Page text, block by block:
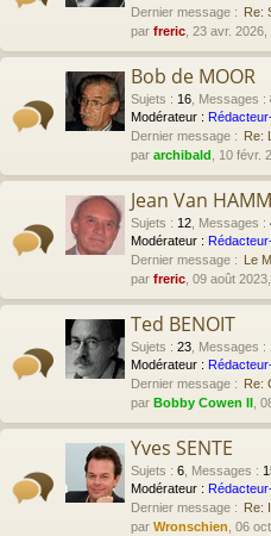
Dernier message : Re:
par freric , 23 avr.
Bob de MOOR
Sujets : 16 Messages :
Modérateur :
Dernier message : Re:
par archibald , 10 févr.
Jean Van
Sujets : 12 Messages :
Modérateur :
Dernier message : Le
par freric , 09 août
Ted BENOIT
Sujets : 23 Messages :
Modérateur :
Dernier message : Re:
par Bobby Cowen II ,
Yves SENTE
Sujets : 6 Messages :
Modérateur :
Dernier message : Re:
par Wronschien , 06